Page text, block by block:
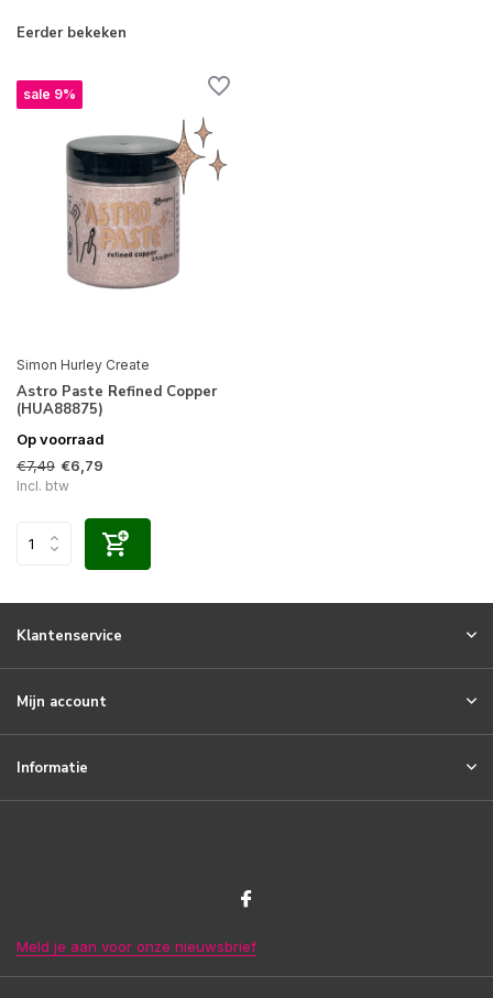
Eerder bekeken
sale 9%
Simon Hurley Create
Astro Paste Refined Copper
(HUA88875)
Op voorraad
€7,49 €6,79
Incl. btw
Klantenservice
Mijn account
Informatie
Meld je aan voor onze nieuwsbrief